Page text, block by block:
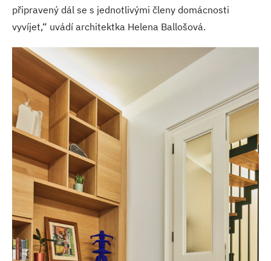
připravený dál se s jednotlivými členy domácnosti
vyvíjet,“ uvádí architektka Helena Ballošová.